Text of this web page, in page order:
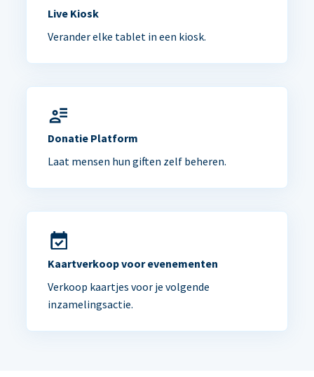
Live Kiosk
Verander elke tablet in een kiosk.
Donatie Platform
Laat mensen hun giften zelf beheren.
Kaartverkoop voor evenementen
Verkoop kaartjes voor je volgende
inzamelingsactie.